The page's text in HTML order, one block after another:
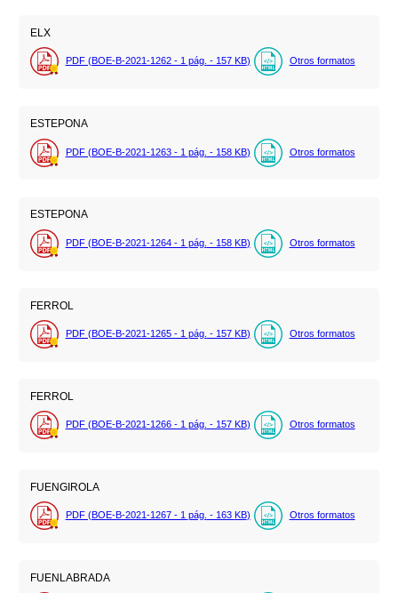
ELX
PDF (BOE-B-2021-1262 - 1 pág. - 157 KB) Otros formatos
ESTEPONA
PDF (BOE-B-2021-1263 - 1 pág. - 158 KB) Otros formatos
ESTEPONA
PDF (BOE-B-2021-1264 - 1 pág. - 158 KB) Otros formatos
FERROL
PDF (BOE-B-2021-1265 - 1 pág. - 157 KB) Otros formatos
FERROL
PDF (BOE-B-2021-1266 - 1 pág. - 157 KB) Otros formatos
FUENGIROLA
PDF (BOE-B-2021-1267 - 1 pág. - 163 KB) Otros formatos
FUENLABRADA